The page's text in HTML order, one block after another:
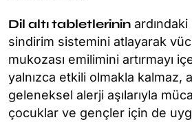
Dil altı tabletlerinin
sindirim sistemini atlayarak
mukozası emilimini artırmayı
yalnızca etkili olmakla kalmaz,
geleneksel alerji aşılarıyla
çocuklar ve gençler için de